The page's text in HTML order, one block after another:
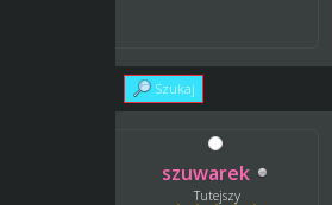
Szukaj
szuwarek
Tutejszy